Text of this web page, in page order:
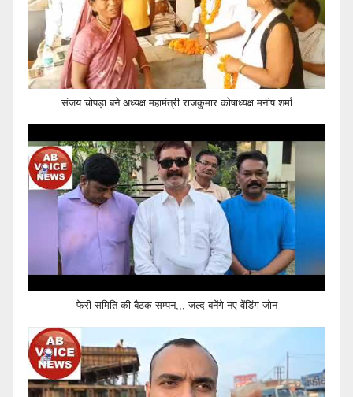
संजय चोपड़ा बने अध्यक्ष महामंत्री राजकुमार कोषाध्यक्ष मनीष शर्मा
फेरी समिति की बैठक सम्पन,,, जल्द बनेंगे नए वेंडिंग जोन